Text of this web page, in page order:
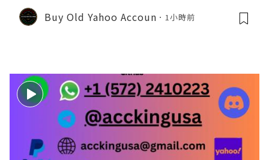
Buy Old Yahoo Accoun 1小時前